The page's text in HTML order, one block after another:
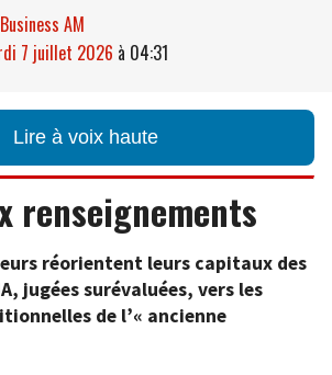
Business AM
7 juillet 2026 à 04:31
Lire à voix haute
renseignements
réorientent leurs capitaux des
jugées surévaluées, vers les
de l’« ancienne